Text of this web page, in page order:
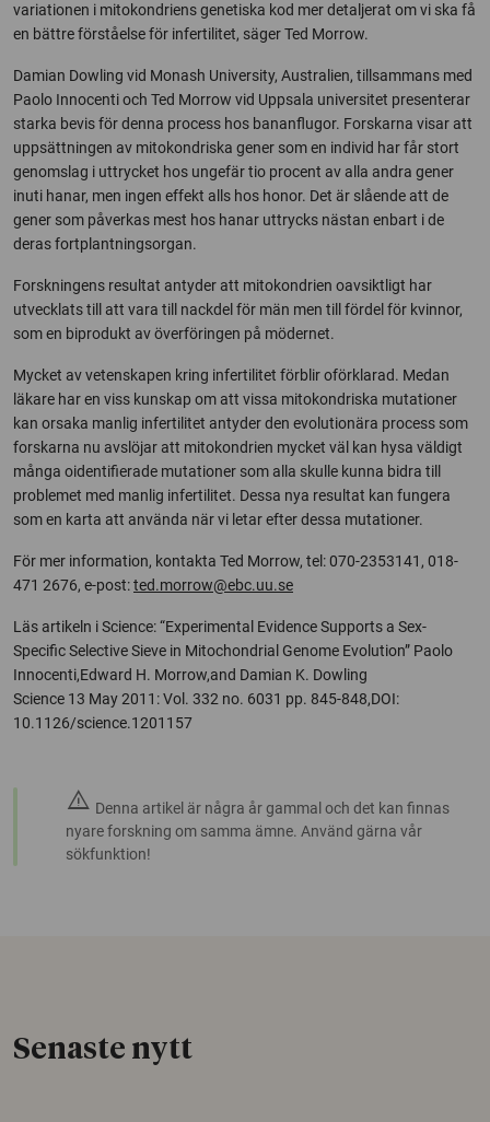
variationen i mitokondriens genetiska kod mer detaljerat om vi ska få
en bättre förståelse för infertilitet, säger Ted Morrow.
Damian Dowling vid Monash University, Australien, tillsammans med
Paolo Innocenti och Ted Morrow vid Uppsala universitet presenterar
starka bevis för denna process hos bananflugor. Forskarna visar att
uppsättningen av mitokondriska gener som en individ har får stort
genomslag i uttrycket hos ungefär tio procent av alla andra gener
inuti hanar, men ingen effekt alls hos honor. Det är slående att de
gener som påverkas mest hos hanar uttrycks nästan enbart i de
deras fortplantningsorgan.
Forskningens resultat antyder att mitokondrien oavsiktligt har
utvecklats till att vara till nackdel för män men till fördel för kvinnor,
som en biprodukt av överföringen på mödernet.
Mycket av vetenskapen kring infertilitet förblir oförklarad. Medan
läkare har en viss kunskap om att vissa mitokondriska mutationer
kan orsaka manlig infertilitet antyder den evolutionära process som
forskarna nu avslöjar att mitokondrien mycket väl kan hysa väldigt
många oidentifierade mutationer som alla skulle kunna bidra till
problemet med manlig infertilitet. Dessa nya resultat kan fungera
som en karta att använda när vi letar efter dessa mutationer.
För mer information, kontakta Ted Morrow, tel: 070-2353141, 018-
471 2676, e-post:ted.morrow@ebc.uu.se
Läs artikeln i Science: “Experimental Evidence Supports a Sex-
Specific Selective Sieve in Mitochondrial Genome Evolution” Paolo
Innocenti,Edward H. Morrow,and Damian K. Dowling
Science 13 May 2011: Vol. 332 no. 6031 pp. 845-848,DOI:
10.1126/science.1201157
warning Denna artikel är några år gammal och det kan finnas
nyare forskning om samma ämne. Använd gärna vår
sökfunktion!
Senaste nytt